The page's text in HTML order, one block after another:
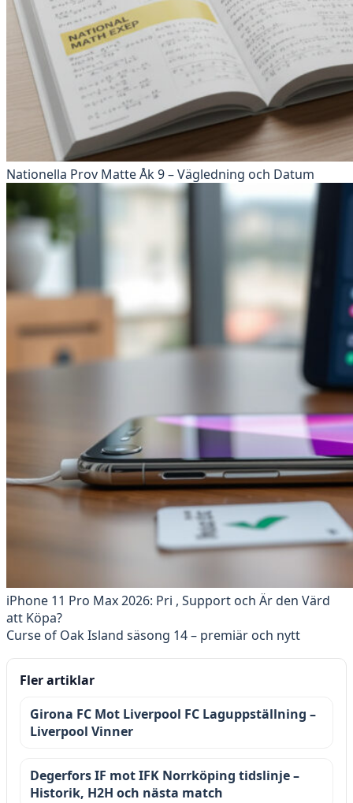
Nationella Prov Matte Åk 9 – Vägledning och Datum
iPhone 11 Pro Max 2026: Pri , Support och Är den Värd
att Köpa?
Curse of Oak Island säsong 14 – premiär och nytt
Fler artiklar
Girona FC Mot Liverpool FC Laguppställning –
Liverpool Vinner
Degerfors IF mot IFK Norrköping tidslinje –
Historik, H2H och nästa match